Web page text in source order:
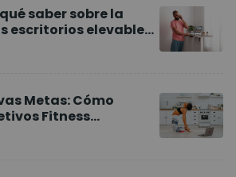
qué saber sobre la
escritorios elevables
Metas: Cómo
Fitness